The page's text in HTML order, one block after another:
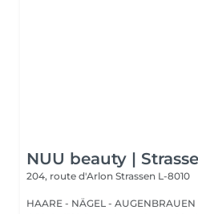
NUU beauty |
204, route d'Arlon Strassen L-8010
HAARE - NÄGEL -